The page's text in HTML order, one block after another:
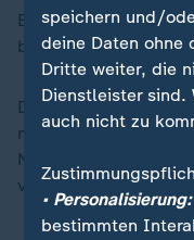
Ergebnis zur
benötigte
Der Nationenpreis
mit dem Grand Prix
Nur ein einziges Mal
verpasste
speichern und/
deine Daten ohne
Dritte weiter, die
Dienstleister sind.
auch nicht zu
• Personalisierung:
bestimmten